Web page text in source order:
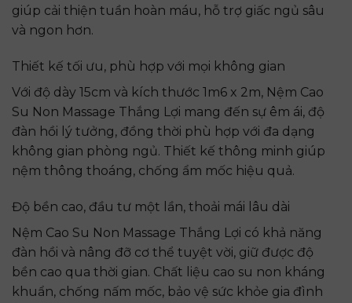
giúp cải thiện tuần hoàn máu, hỗ trợ giấc ngủ sâu
và ngon hơn.
Thiết kế tối ưu, phù hợp với mọi không gian
Với độ dày 15cm và kích thước 1m6 x 2m, Nệm Cao
Su Non Massage Thắng Lợi mang đến sự êm ái, độ
đàn hồi lý tưởng, đồng thời phù hợp với đa dạng
không gian phòng ngủ. Thiết kế thông minh giúp
nệm thông thoáng, chống ẩm mốc hiệu quả.
Độ bền cao, đầu tư một lần, thoải mái lâu dài
Nệm Cao Su Non Massage Thắng Lợi có khả năng
đàn hồi và nâng đỡ cơ thể tuyệt vời, giữ được độ
bền cao qua thời gian. Chất liệu cao su non kháng
khuẩn, chống nấm mốc, bảo vệ sức khỏe gia đình